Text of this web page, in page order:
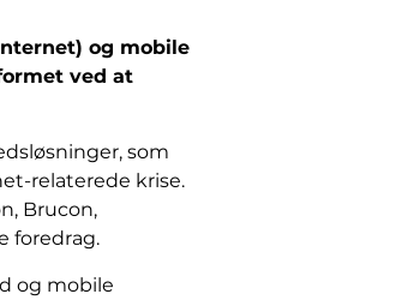
og mobile
ved at
som
relaterede krise.
Brucon,
foredrag.
og mobile